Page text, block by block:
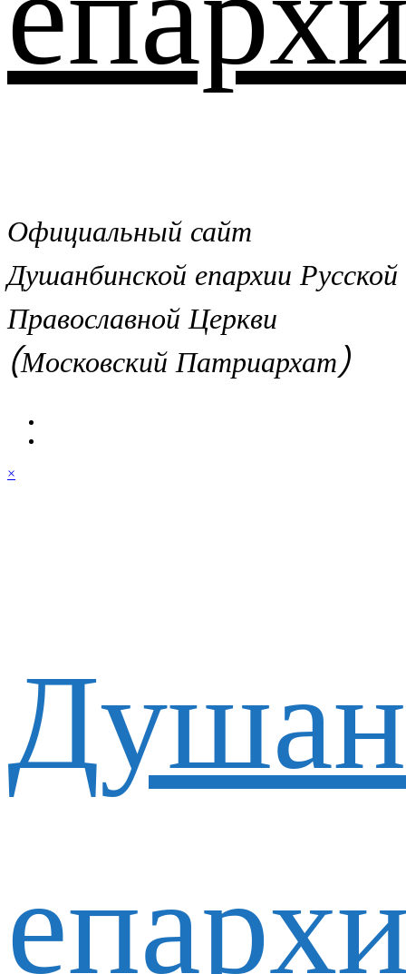
Официальный сайт
Душанбинской епархии Русской
Православной Церкви
(Московский Патриархат)
×